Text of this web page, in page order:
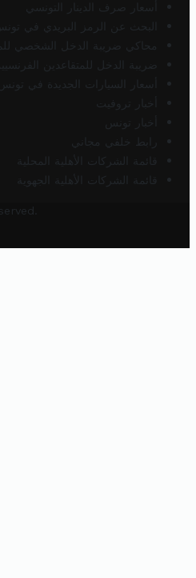
أسعار صرف الدينار التونسي
البحث عن الرمز البريدي في تونس
محاكي ضريبة الدخل الشخصي
ضريبة الدخل للمتقاعدين
أسعار السيارات الجديدة في تونس
أخبار تروفيت
أخبار تونس
رابط خلفي مجاني
قائمة الشركات الأهلية المحلية
قائمة الشركات الأهلية الجهوية